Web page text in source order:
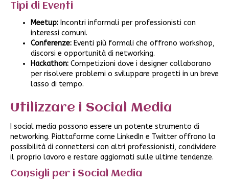
Tipi di Eventi
Meetup: Incontri informali per professionisti con
interessi comuni.
Conferenze: Eventi più formali che offrono workshop,
discorsi e opportunità di networking.
Hackathon: Competizioni dove i designer collaborano
per risolvere problemi o sviluppare progetti in un breve
lasso di tempo.
Utilizzare i Social Media
I social media possono essere un potente strumento di
networking. Piattaforme come LinkedIn e Twitter offrono la
possibilità di connettersi con altri professionisti, condividere
il proprio lavoro e restare aggiornati sulle ultime tendenze.
Consigli per i Social Media